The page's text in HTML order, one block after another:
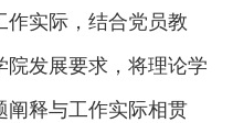
作实际，结合党员教
院发展要求，将理论学
阐释与工作实际相贯